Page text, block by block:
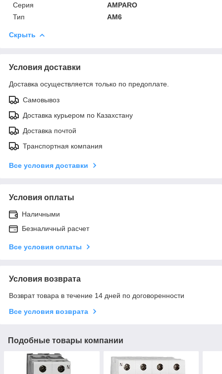
Серия
AMPARO
Тип
AM6
Скрыть
Условия доставки
Доставка осуществляется только по предоплате.
Самовывоз
Доставка курьером по Казахстану
Доставка почтой
Транспортная компания
Все условия доставки
Условия оплаты
Наличными
Безналичный расчет
Все условия оплаты
Условия возврата
Возврат товара в течение 14 дней по договоренности
Все условия возврата
Подобные товары компании